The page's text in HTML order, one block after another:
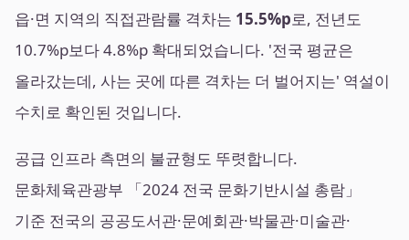
읍·면 지역의 직접관람률 격차는 15.5%p로, 전년도
10.7%p보다 4.8%p 확대되었습니다. '전국 평균은
올라갔는데, 사는 곳에 따른 격차는 더 벌어지는' 역설이
수치로 확인된 것입니다.
공급 인프라 측면의 불균형도 뚜렷합니다.
문화체육관광부 「2024 전국 문화기반시설 총람」
기준 전국의 공공도서관·문예회관·박물관·미술관·